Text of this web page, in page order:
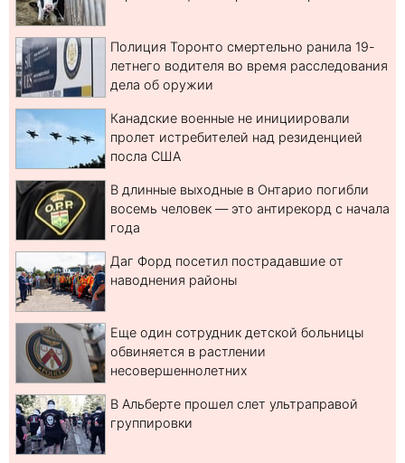
Полиция Торонто смертельно ранила 19-
летнего водителя во время расследования
дела об оружии
Канадские военные не инициировали
пролет истребителей над резиденцией
посла США
В длинные выходные в Онтарио погибли
восемь человек — это антирекорд с начала
года
Даг Форд посетил пострадавшие от
наводнения районы
Еще один сотрудник детской больницы
обвиняется в растлении
несовершеннолетних
В Альберте прошел слет ультраправой
группировки